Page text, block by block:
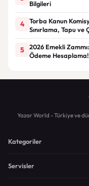
Bilgileri
4
Torba Kanun
Sınırlama, Tapu
5
2026 Emekli
Ödeme Hesaplama!
Yazar World - Türkiye ve
Kategoriler
Servisler